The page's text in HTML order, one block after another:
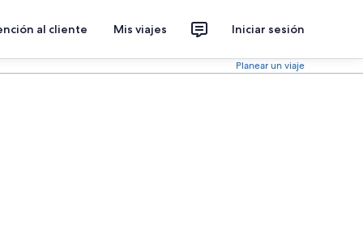
al cliente Mis viajes Iniciar sesión
Planear un viaje